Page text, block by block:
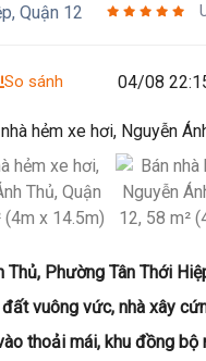
Quận 12
So sánh 04/08
Thủ, Phường Tân Thới
đất vuông vức, nhà xây
thoải mái, khu đồng bộ